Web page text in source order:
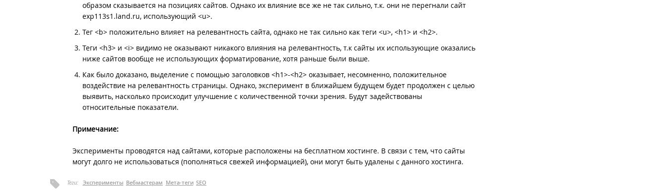
образом сказывается на позициях сайтов. Однако их влияние все же не так сильно, т.к. они не перегнали сайт
exp113s1.land.ru, использующий <u>.
Тег <b> положительно влияет на релевантность сайта, однако не так сильно как теги <u>, <h1> и <h2>.
Теги <h3> и <i> видимо не оказывают никакого влияния на релевантность, т.к сайты их использующие оказались
ниже сайтов вообще не использующих форматирование, хотя раньше были выше.
Как было доказано, выделение с помощью заголовков <h1>-<h2> оказывает, несомненно, положительное
воздействие на релевантность страницы. Однако, эксперимент в ближайшем будущем будет продолжен с целью
выявить, насколько происходит улучшение с количественной точки зрения. Будут задействованы
относительные показатели.
Примечание:
Эксперименты проводятся над сайтами, которые расположены на бесплатном хостинге. В связи с тем, что сайты
могут долго не использоваться (пополняться свежей информацией), они могут быть удалены с данного хостинга.
Теги: Эксперименты Вебмастерам Мета-теги SEO